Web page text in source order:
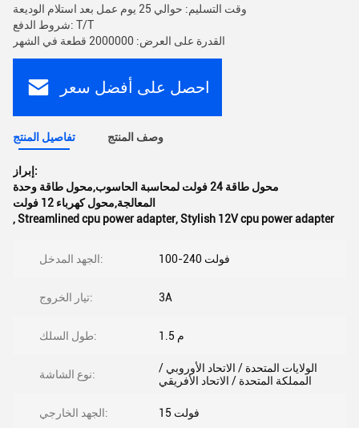
وقت التسليم: حوالي 25 يوم عمل بعد استلام الوديعة
شروط الدفع: T/T
القدرة على العرض: 2000000 قطعة في الشهر
احصل على أفضل سعر
تفاصيل المنتج وصف المنتج
إبراز:
محول طاقة 24 فولت لمحاسبة الحاسوب,محول طاقة وحدة
المعالجة,محول كهرباء 12 فولت
,Streamlined cpu power adapter,Stylish 12V cpu power adapter
الجهد المدخل: 100-240 فولت
تيار الخروج: 3A
طول السلك: 1.5 م
نوع الشاشة:
الولايات المتحدة / الاتحاد الأوروبي /
المملكة المتحدة / الاتحاد الأفريقي
الجهد الخارجي: 15 فولت